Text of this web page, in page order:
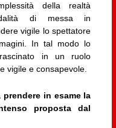
della realtà
di messa in
vigile lo spettatore
In tal modo lo
in un ruolo
vigile e consapevole.
in esame la
proposta dal